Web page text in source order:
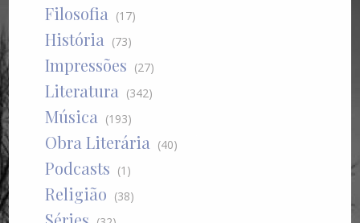
Filosofia (17)
História (73)
Impressões (27)
Literatura (342)
Música (193)
Obra Literária (40)
Podcasts (1)
Religião (38)